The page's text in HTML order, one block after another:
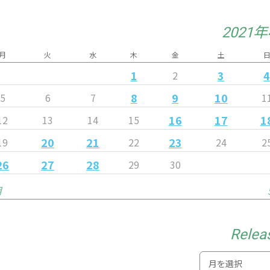
2021
火 水 木 金 土 日
1 2 3 4
5 6 7 8 9 10
13 14 15 16 17
20 21 22 23 24
27 28 29
30